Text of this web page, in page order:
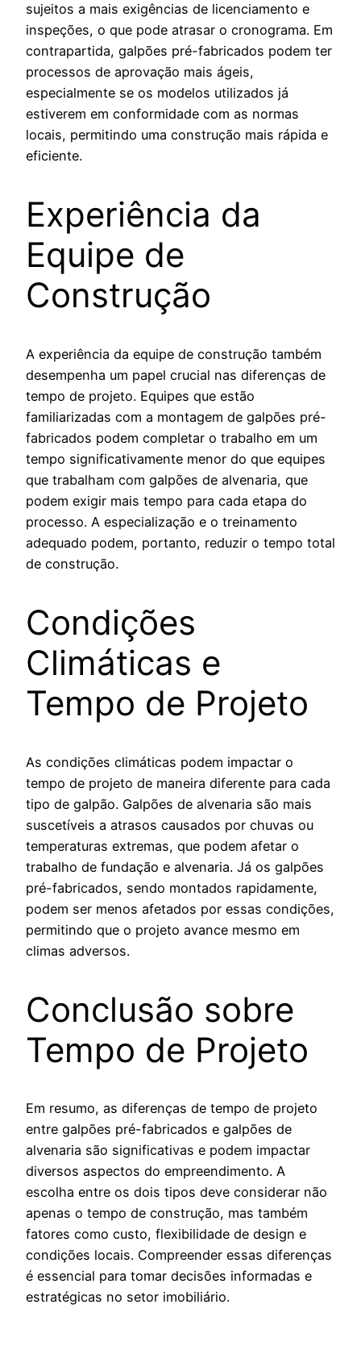
sujeitos a mais exigências de licenciamento e
inspeções, o que pode atrasar o cronograma. Em
contrapartida, galpões pré-fabricados podem ter
processos de aprovação mais ágeis,
especialmente se os modelos utilizados já
estiverem em conformidade com as normas
locais, permitindo uma construção mais rápida e
eficiente.
Experiência da
Equipe de
Construção
A experiência da equipe de construção também
desempenha um papel crucial nas diferenças de
tempo de projeto. Equipes que estão
familiarizadas com a montagem de galpões pré-
fabricados podem completar o trabalho em um
tempo significativamente menor do que equipes
que trabalham com galpões de alvenaria, que
podem exigir mais tempo para cada etapa do
processo. A especialização e o treinamento
adequado podem, portanto, reduzir o tempo total
de construção.
Condições
Climáticas e
Tempo de Projeto
As condições climáticas podem impactar o
tempo de projeto de maneira diferente para cada
tipo de galpão. Galpões de alvenaria são mais
suscetíveis a atrasos causados por chuvas ou
temperaturas extremas, que podem afetar o
trabalho de fundação e alvenaria. Já os galpões
pré-fabricados, sendo montados rapidamente,
podem ser menos afetados por essas condições,
permitindo que o projeto avance mesmo em
climas adversos.
Conclusão sobre
Tempo de Projeto
Em resumo, as diferenças de tempo de projeto
entre galpões pré-fabricados e galpões de
alvenaria são significativas e podem impactar
diversos aspectos do empreendimento. A
escolha entre os dois tipos deve considerar não
apenas o tempo de construção, mas também
fatores como custo, flexibilidade de design e
condições locais. Compreender essas diferenças
é essencial para tomar decisões informadas e
estratégicas no setor imobiliário.